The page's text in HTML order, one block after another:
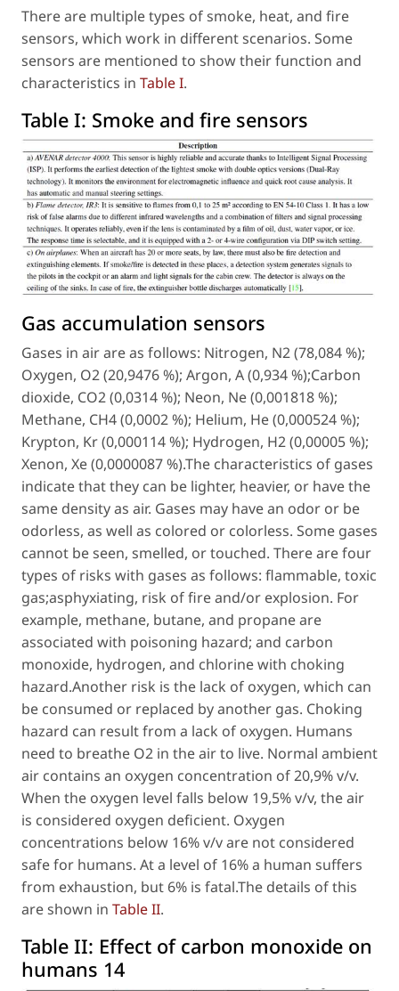
There are multiple types of smoke, heat, and fire
sensors, which work in different scenarios. Some
sensors are mentioned to show their function and
characteristics in Table I.
Table I: Smoke and fire sensors
Gas accumulation sensors
Gases in air are as follows: Nitrogen, N2 (78,084 %);
Oxygen, O2 (20,9476 %); Argon, A (0,934 %);Carbon
dioxide, CO2 (0,0314 %); Neon, Ne (0,001818 %);
Methane, CH4 (0,0002 %); Helium, He (0,000524 %);
Krypton, Kr (0,000114 %); Hydrogen, H2 (0,00005 %);
Xenon, Xe (0,0000087 %).The characteristics of gases
indicate that they can be lighter, heavier, or have the
same density as air. Gases may have an odor or be
odorless, as well as colored or colorless. Some gases
cannot be seen, smelled, or touched. There are four
types of risks with gases as follows: flammable, toxic
gas;asphyxiating, risk of fire and/or explosion. For
example, methane, butane, and propane are
associated with poisoning hazard; and carbon
monoxide, hydrogen, and chlorine with choking
hazard.Another risk is the lack of oxygen, which can
be consumed or replaced by another gas. Choking
hazard can result from a lack of oxygen. Humans
need to breathe O2 in the air to live. Normal ambient
air contains an oxygen concentration of 20,9% v/v.
When the oxygen level falls below 19,5% v/v, the air
is considered oxygen deficient. Oxygen
concentrations below 16% v/v are not considered
safe for humans. At a level of 16% a human suffers
from exhaustion, but 6% is fatal.The details of this
are shown in Table II.
Table II: Effect of carbon monoxide on
humans 14